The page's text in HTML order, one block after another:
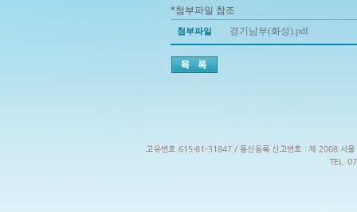
*첨부파일 참조
첨부파일 경기남부(화성).pdf